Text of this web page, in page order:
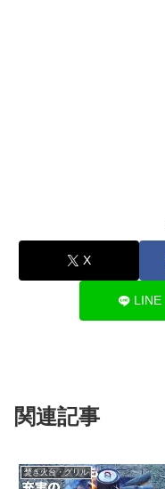
X
LINE
関連記事
焚き火台・グリル